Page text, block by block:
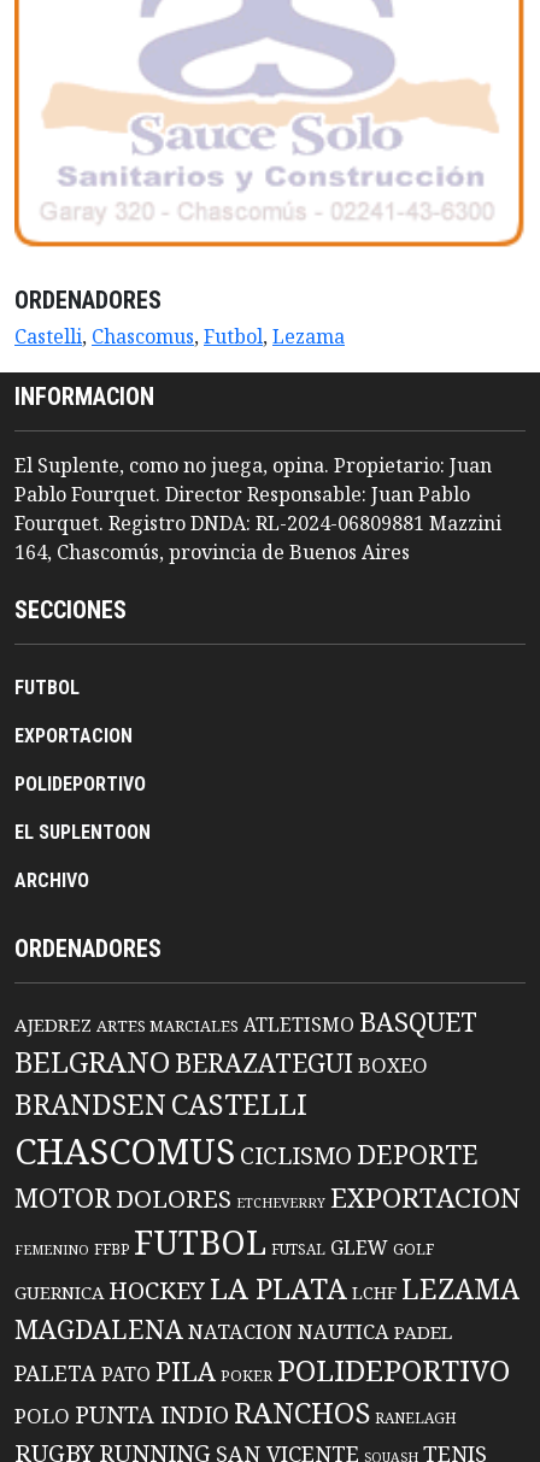
ORDENADORES
Castelli, Chascomus,Futbol,Lezama
INFORMACION
El Suplente, como no juega, opina. Propietario: Juan
Pablo Fourquet. Director Responsable: Juan Pablo
Fourquet. Registro DNDA: RL-2024-06809881 Mazzini
164, Chascomús, provincia de Buenos Aires
SECCIONES
FUTBOL
EXPORTACION
POLIDEPORTIVO
EL SUPLENTOON
ARCHIVO
ORDENADORES
AJEDREZ ARTES MARCIALES ATLETISMO BASQUET
BELGRANO BERAZATEGUIBOXEO
BRANDSENCASTELLI
CHASCOMUS CICLISMO DEPORTE
MOTORDOLORES ETCHEVERRY EXPORTACION
FEMENINO FFBP FUTBOL FUTSAL GLEW GOLF
GUERNICA HOCKEYLA PLATA LCHF LEZAMA
MAGDALENANATACIONNAUTICA PADEL
PALETAPATO PILA POKER POLIDEPORTIVO
POLO PUNTA INDIO RANCHOS RANELAGH
RUGBYRUNNING SAN VICENTE SQUASH TENIS